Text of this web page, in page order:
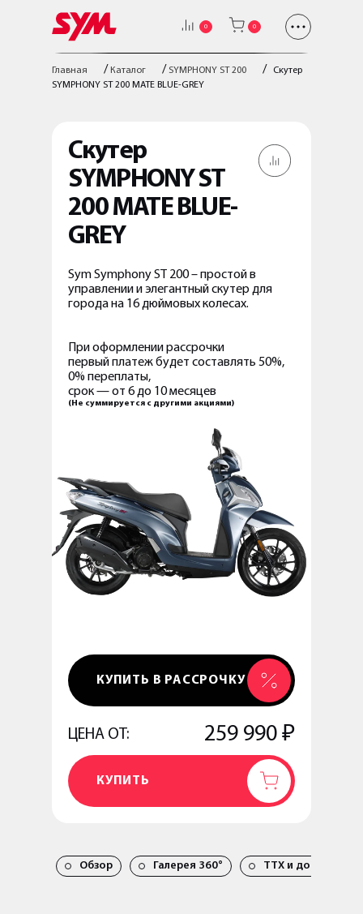
0 0
Главная / Каталог / SYMPHONY ST 200 /
Скутер
SYMPHONY ST 200 MATE BLUE-GREY
Скутер
SYMPHONY ST
200 MATE BLUE-
GREY
Sym Symphony ST 200 – простой в
управлении и элегантный скутер для
города на 16 дюймовых колесах.
При оформлении рассрочки
первый платеж будет составлять 50%,
0% переплаты,
срок — от 6 до 10 месяцев
(Не суммируется с другими акциями)
КУПИТЬ В РАССРОЧКУ
ЦЕНА ОТ: 259 990 ₽
КУПИТЬ
Обзор Галерея 360° TTX и документы